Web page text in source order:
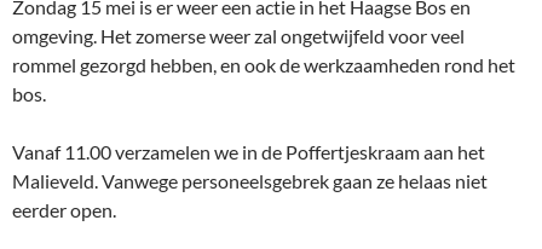
Zondag 15 mei is er weer een actie in het Haagse Bos en
omgeving. Het zomerse weer zal ongetwijfeld voor veel
rommel gezorgd hebben, en ook de werkzaamheden rond het
bos.
Vanaf 11.00 verzamelen we in de Poffertjeskraam aan het
Malieveld. Vanwege personeelsgebrek gaan ze helaas niet
eerder open.